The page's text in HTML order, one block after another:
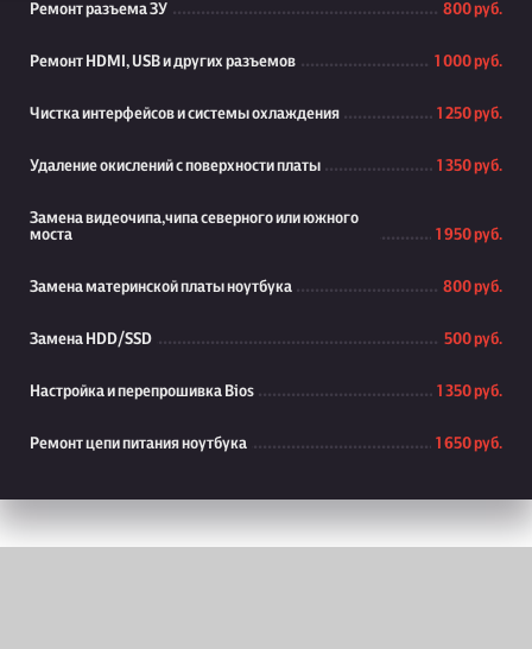
Ремонт разъема ЗУ 800 руб.
Ремонт HDMI, USB и других разъемов 1 000 руб.
Чистка интерфейсов и системы охлаждения 1 250 руб.
Удаление окислений с поверхности платы 1 350 руб.
Замена видеочипа,чипа северного или южного
моста
1 950 руб.
Замена материнской платы ноутбука 800 руб.
Замена HDD/SSD 500 руб.
Настройка и перепрошивка Bios 1 350 руб.
Ремонт цепи питания ноутбука 1 650 руб.